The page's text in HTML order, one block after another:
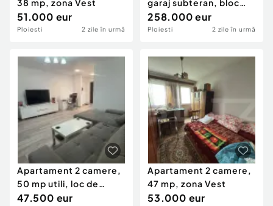
38 mp, zona Vest
51.000 eur
Ploiesti 2 zile în urmă
garaj subteran, bloc
2018, zonă Central?
258.000 eur
Ploiesti 2 zile în urmă
Apartament 2 camere,
50 mp utili, loc de
parcare inclus –
47.500 eur
Apartament 2 camere,
47 mp, zona Vest
53.000 eur